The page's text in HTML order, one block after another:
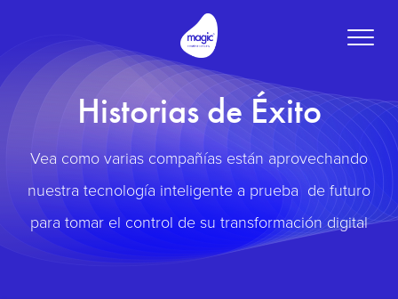
Toggle
Historias de Éxito
Vea como varias compañías están aprovechando
nuestra tecnología inteligente a prueba de futuro
para tomar el control de su transformación digital